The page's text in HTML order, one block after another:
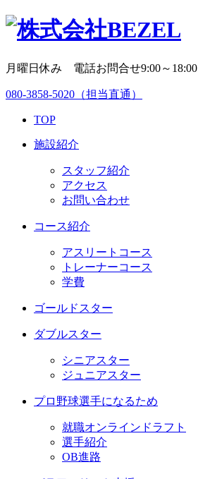
月曜日休み 電話お問合せ9:00～18:00
080-3858-5020 （担当直通）
TOP
施設紹介
スタッフ紹介
アクセス
お問い合わせ
コース紹介
アスリートコース
トレーナーコース
学費
ゴールドスター
ダブルスター
シニアスター
ジュニアスター
プロ野球選手になるため
就職オンラインドラフト
選手紹介
OB進路